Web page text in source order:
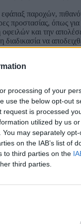
processing of your
use the below opt-out
is processed
utilized by us
may separately
on the IAB’s list of
to third parties on the
third parties.
παροχών,
προστασίας, όπως
και την
να
900.000 µη
ορισµένο διάστηµα Η
για ένα 3µηνο
και τον ΑΜΚΑ του ο
σύστηµα ώστε να
των δόσεων που
συντάξιµου µισθού-
δεν µπορούν να
χρόνια αλλά
και άνω και
ευρώ.
(ΟΑΕΕ) δεν µπορούν να
στο πρώην ΕΤΑΑ